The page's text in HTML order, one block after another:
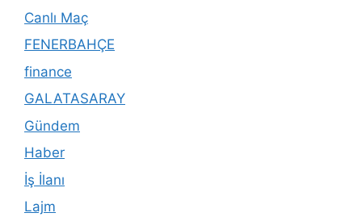
Canlı Maç
FENERBAHÇE
finance
GALATASARAY
Gündem
Haber
İş İlanı
Lajm